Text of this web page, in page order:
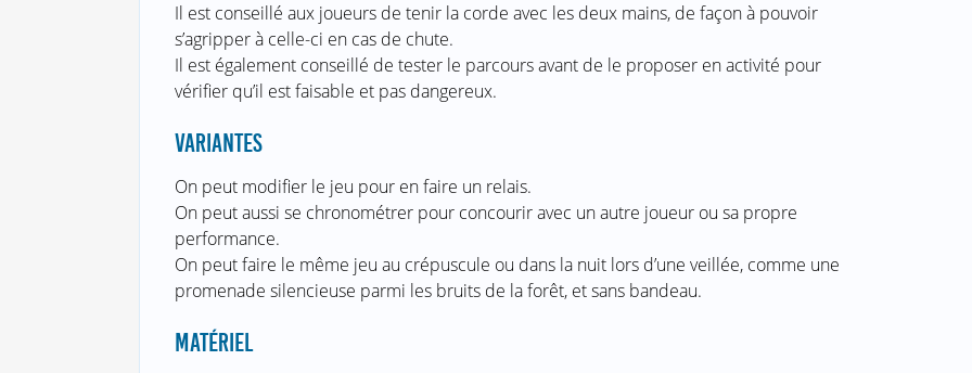
Il est conseillé aux joueurs de tenir la corde avec les deux mains, de façon à pouvoir
s’agripper à celle-ci en cas de chute.
Il est également conseillé de tester le parcours avant de le proposer en activité pour
vérifier qu’il est faisable et pas dangereux.
VARIANTES
On peut modifier le jeu pour en faire un relais.
On peut aussi se chronométrer pour concourir avec un autre joueur ou sa propre
performance.
On peut faire le même jeu au crépuscule ou dans la nuit lors d’une veillée, comme une
promenade silencieuse parmi les bruits de la forêt, et sans bandeau.
MATÉRIEL